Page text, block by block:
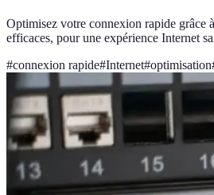
Optimisez votre connexion rapide grâce
efficaces, pour une expérience Internet
#connexion rapide#Internet#optimisation